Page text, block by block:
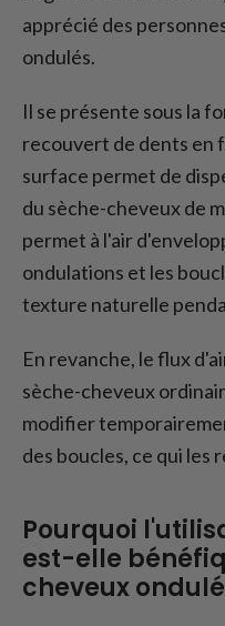
apprécié des
ondulés.
Il se présente sous la
recouvert de dents en
surface permet de
du sèche-cheveux de
permet à l'air
ondulations et les
texture naturelle
En revanche, le flux
sèche-cheveux
modifier
des boucles, ce qui les
Pourquoi
est-elle
cheveux